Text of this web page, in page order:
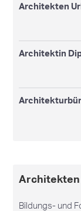
Architekten
Architektin
Architekten
Bildungs- und